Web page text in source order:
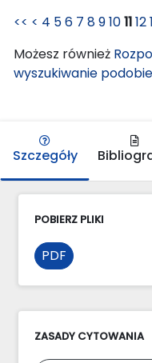
<< < 4 56 7 89101112
Możesz również
wyszukiwanie
Szczegóły
POBIERZ PLIKI
PDF
ZASADY CYTOWANIA